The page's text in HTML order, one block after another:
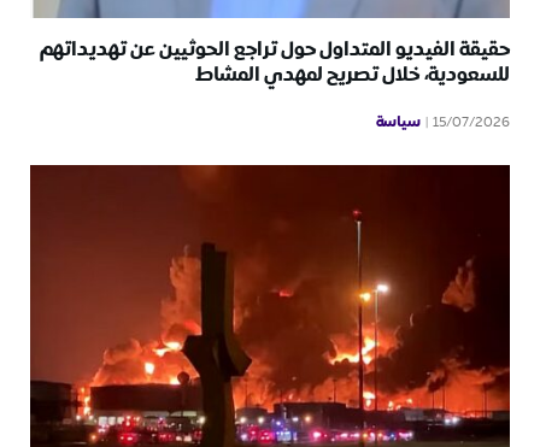
حقيقة الفيديو المتداول حول تراجع الحوثيين عن تهديداتهم
للسعودية، خلال تصريح لمهدي المشاط
15/07/2026 سياسة